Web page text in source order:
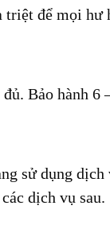
triệt để mọi
Bảo hành 6
sử dụng
dịch vụ sau.